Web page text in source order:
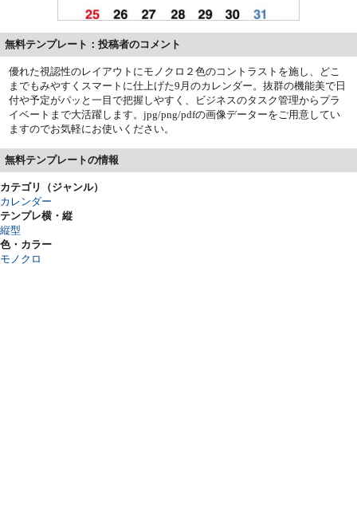
無料テンプレート：投稿者のコメント
優れた視認性のレイアウトにモノクロ２色のコントラストを施し、どこ
までもみやすくスマートに仕上げた9月のカレンダー。抜群の機能美で日
付や予定がパッと一目で把握しやすく、ビジネスのタスク管理からプラ
イベートまで大活躍します。jpg/png/pdfの画像データーをご用意してい
ますのでお気軽にお使いください。
無料テンプレートの情報
カテゴリ（ジャンル）
カレンダー
テンプレ横・縦
縦型
色・カラー
モノクロ